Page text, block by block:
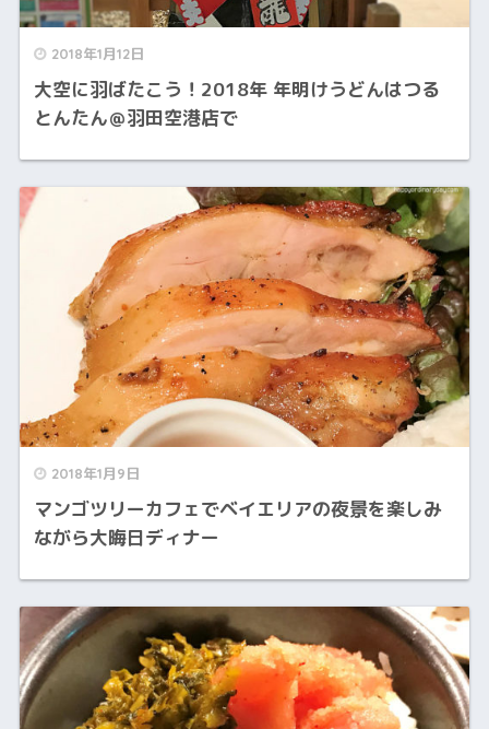
2018年1月12日
大空に羽ばたこう！2018年 年明けうどんはつる
とんたん＠羽田空港店で
2018年1月9日
マンゴツリーカフェでベイエリアの夜景を楽しみ
ながら大晦日ディナー